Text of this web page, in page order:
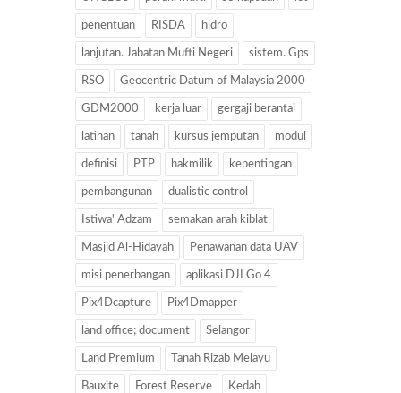
penentuan RISDA hidro
lanjutan. Jabatan Mufti Negeri sistem. Gps
RSO Geocentric Datum of Malaysia 2000
GDM2000 kerja luar gergaji berantai
latihan tanah kursus jemputan modul
definisi PTP hakmilik kepentingan
pembangunan dualistic control
Istiwa' Adzam semakan arah kiblat
Masjid Al-Hidayah Penawanan data UAV
misi penerbangan aplikasi DJI Go 4
Pix4Dcapture Pix4Dmapper
land office; document Selangor
Land Premium Tanah Rizab Melayu
Bauxite Forest Reserve Kedah